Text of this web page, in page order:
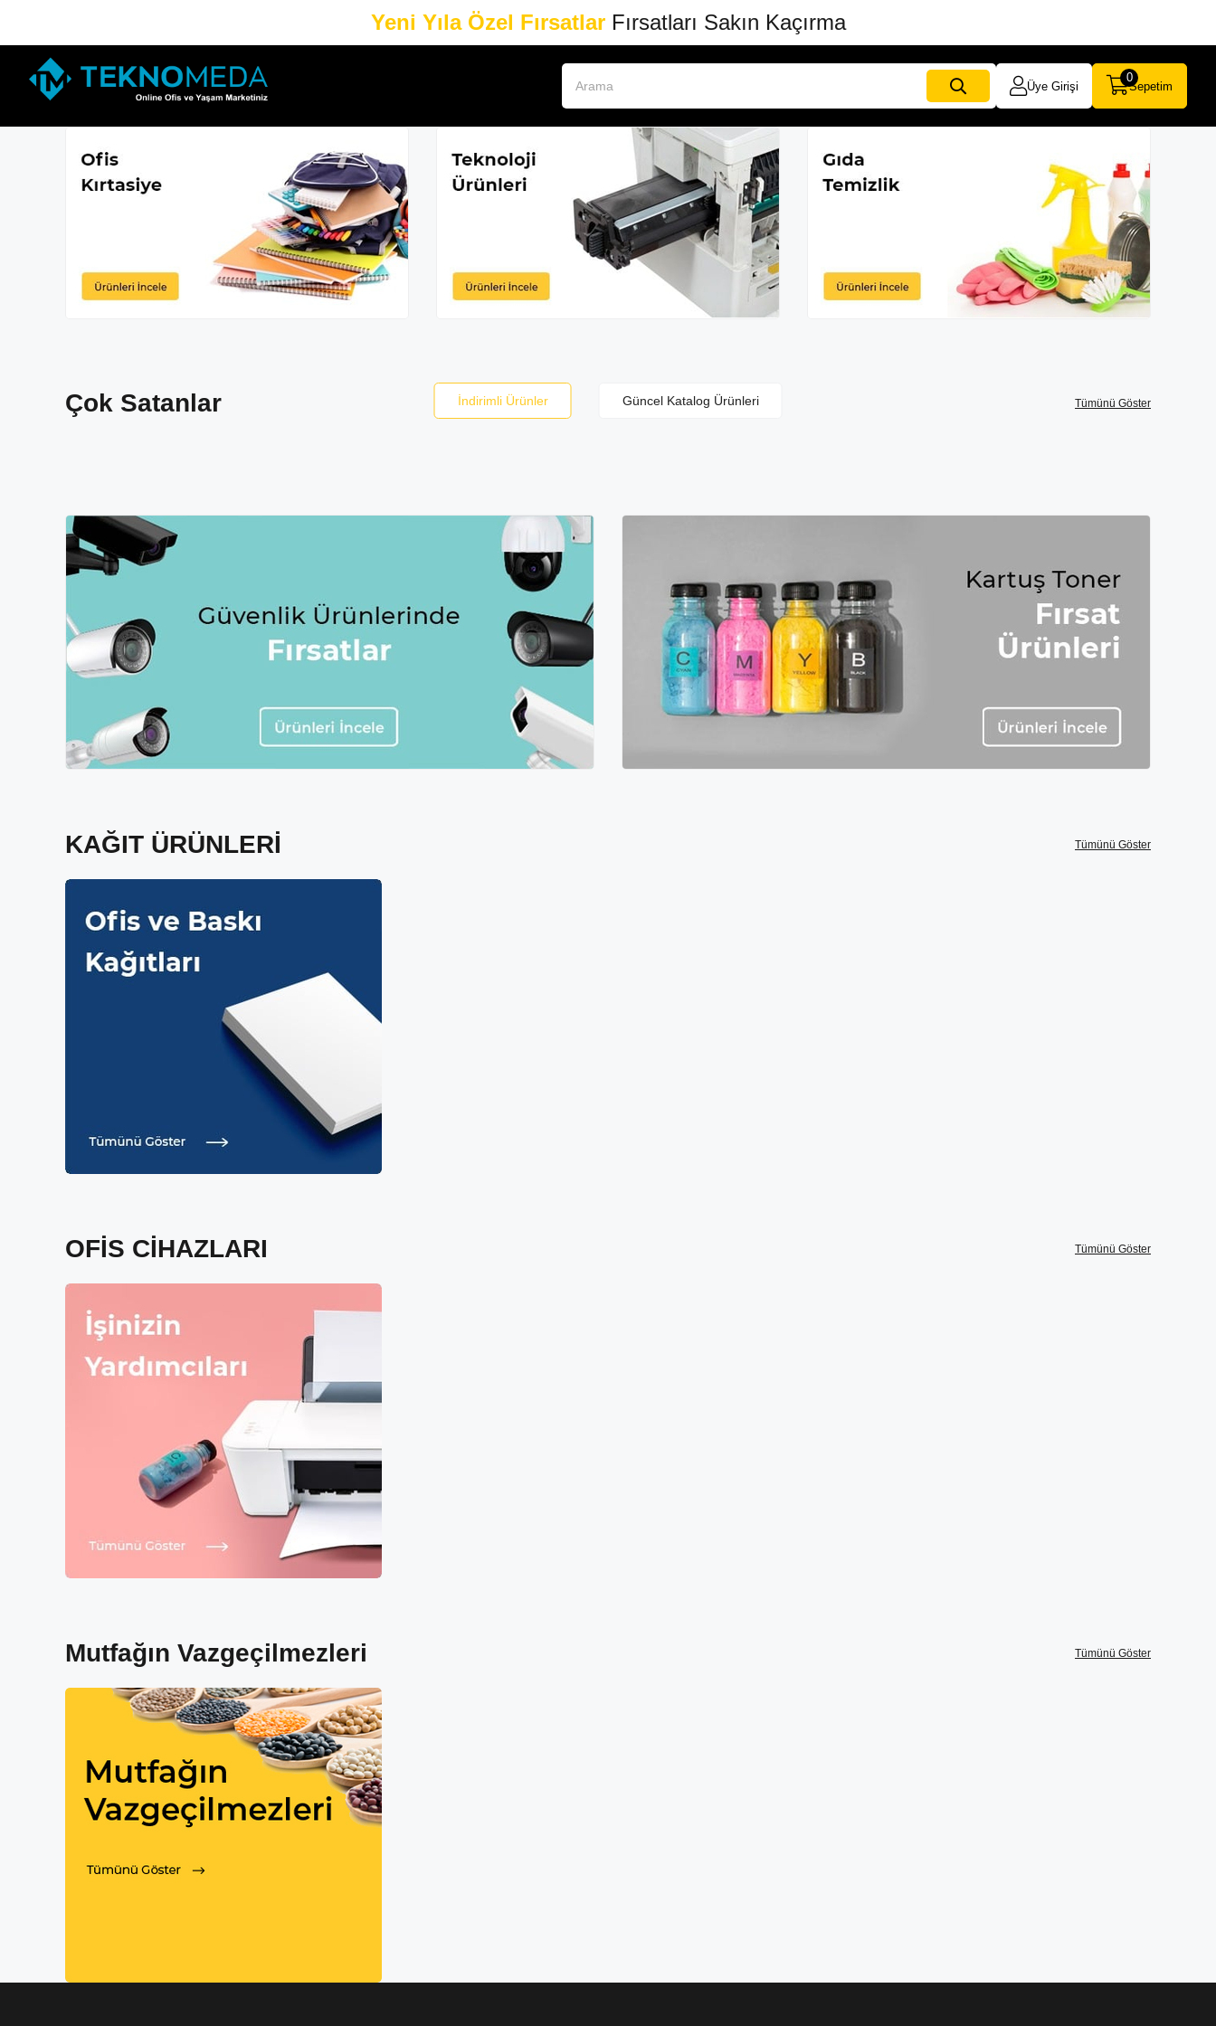
Yeni Yıla Özel FırsatlarFırsatları Sakın Kaçırma
Üye Girişi Sepetim
0
Çok Satanlar Tümünü Göster
İndirimli Ürünler Güncel Katalog Ürünleri
KAĞIT ÜRÜNLERİ Tümünü Göster
OFİS CİHAZLARI Tümünü Göster
Mutfağın Vazgeçilmezleri Tümünü Göster